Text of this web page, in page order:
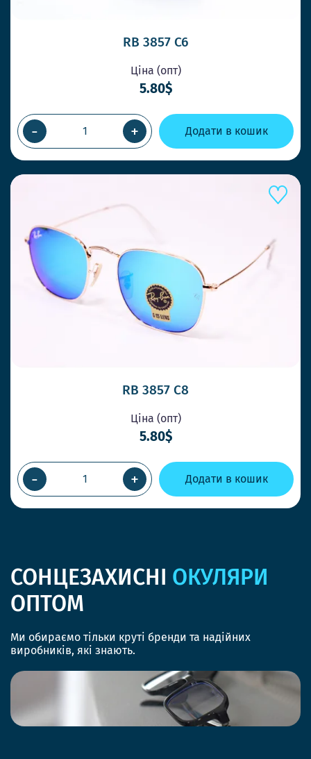
RB 3857 C6
Ціна (опт)
5.80$
- + Додати в кошик
RB 3857 C8
Ціна (опт)
5.80$
- + Додати в кошик
СОНЦЕЗАХИСНІ ОКУЛЯРИ
ОПТОМ
Ми обираємо тільки круті бренди та надійних
виробників, які знають.